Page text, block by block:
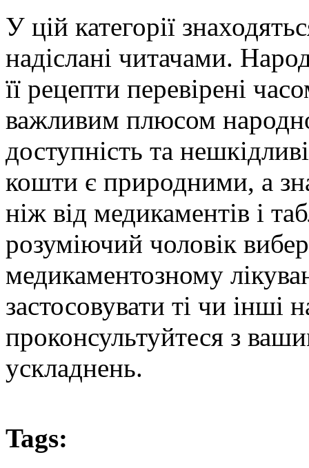
У цій категорії
надіслані читачами.
її рецепти перевірені
важливим плюсом
доступність та
кошти є природними, а
ніж від медикаментів і
розуміючий чоловік
медикаментозному
застосовувати ті чи інші
проконсультуйтеся з
ускладнень.
Tags: